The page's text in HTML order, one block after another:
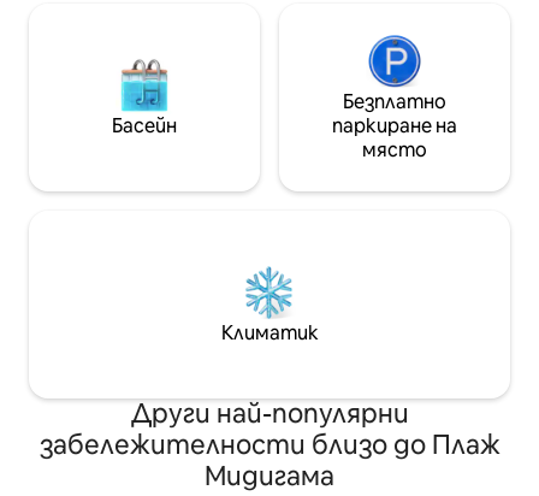
Басейн
Безплатно
паркиране на
място
Климатик
Други най-популярни
забележителности близо до Плаж
Мидигама